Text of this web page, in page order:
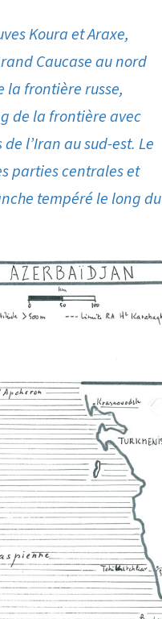
Koura et Araxe,
Caucase au nord
la frontière russe,
de la frontière avec
l’Iran au sud-est. Le
parties centrales et
tempéré le long du